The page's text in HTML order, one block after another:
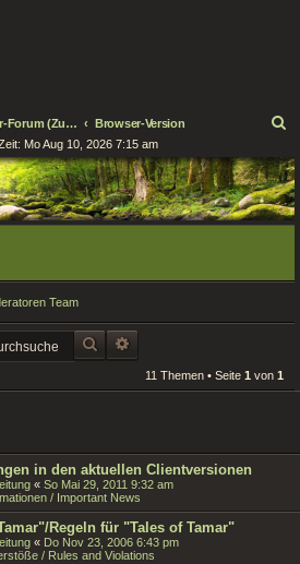
nur für Tester!) Browser-Version
c
h
e
Mo Aug 10, 2026 7:15 am
Team
SUCHE
11 Themen • Seite 1 von 1
in den aktuellen Clientversionen
« So Mai 29, 2011 9:32 am
/ Important News
Regeln für "Tales of Tamar"
« Do Nov 23, 2006 6:43 pm
/ Rules and Violations